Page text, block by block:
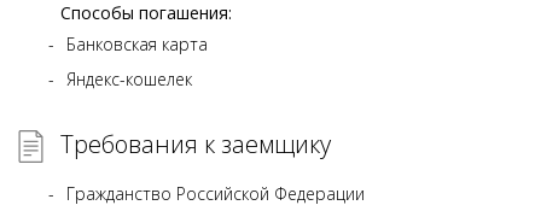
Способы погашения:
Банковская карта
Яндекс-кошелек
Требования к заемщику
Гражданство Российской Федерации